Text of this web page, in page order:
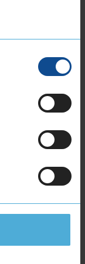
Kies je